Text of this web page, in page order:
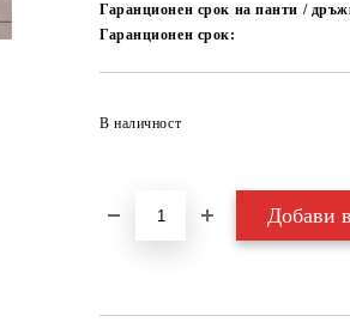
Гаранционен срок на панти /
Гаранционен срок:
В наличност